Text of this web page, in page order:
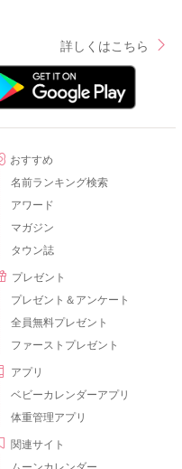
詳しくはこちら
おすすめ
名前ランキング検索
アワード
マガジン
タウン誌
プレゼント
プレゼント＆アンケート
全員無料プレゼント
ファーストプレゼント
アプリ
ベビーカレンダーアプリ
体重管理アプリ
関連サイト